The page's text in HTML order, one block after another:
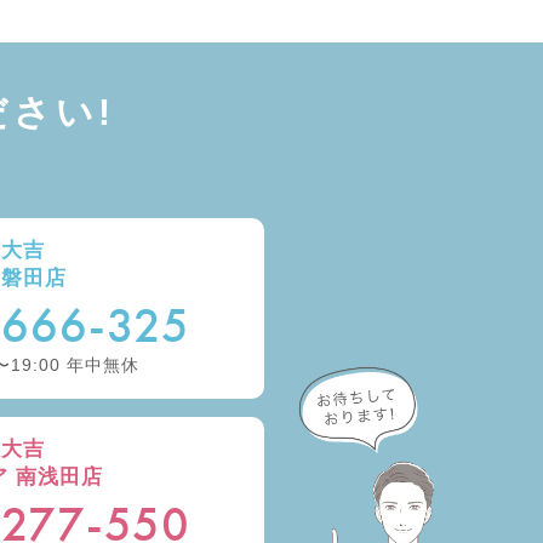
さい!
吉
田店
325
19:00 年中無休
吉
南浅田店
550